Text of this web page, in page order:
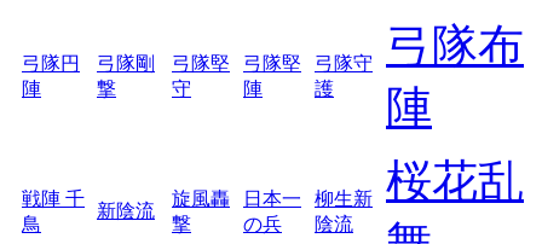
弓隊円
陣
弓隊剛
撃
弓隊堅
守
弓隊堅
陣
弓隊守
護
弓隊布
陣
戦陣 千
鳥
新陰流
旋風轟
撃
日本一
の兵
柳生新
陰流
桜花乱